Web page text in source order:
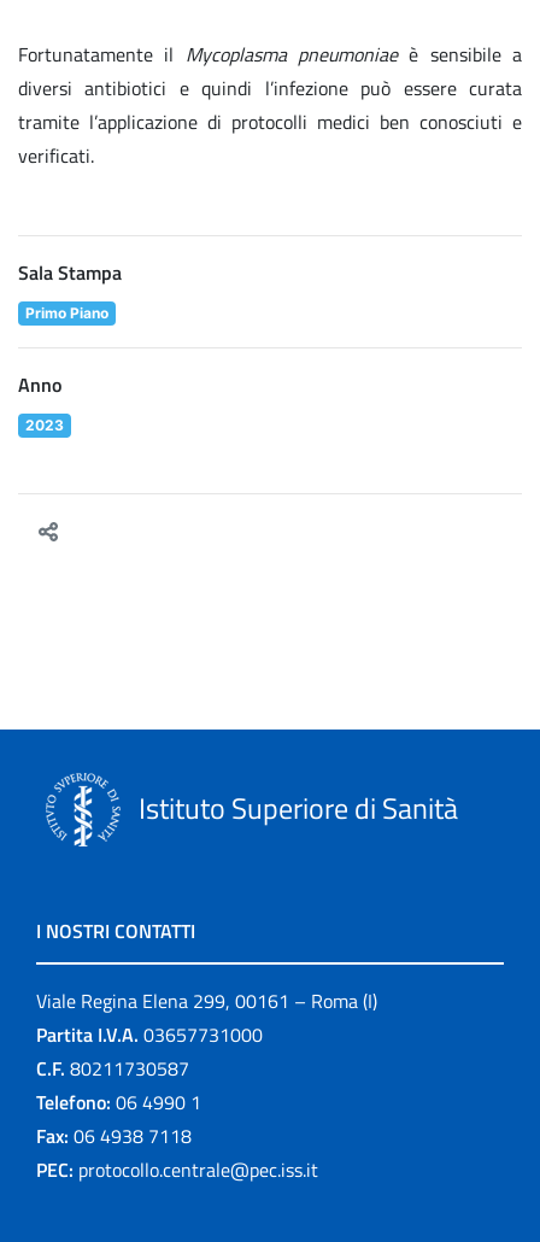
Fortunatamente il Mycoplasma pneumoniaeè sensibile a
diversi antibiotici e quindi l’infezione può essere curata
tramite l’applicazione di protocolli medici ben conosciuti e
verificati.
Sala Stampa
Primo Piano
Anno
2023
Istituto Superiore di Sanità
I NOSTRI CONTATTI
Viale Regina Elena 299, 00161 – Roma (I)
Partita I.V.A. 03657731000
C.F. 80211730587
Telefono: 06 4990 1
Fax: 06 4938 7118
PEC: protocollo.centrale@pec.iss.it